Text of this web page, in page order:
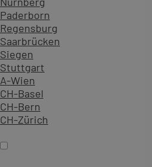
Paderborn
Regensburg
Saarbrücken
Siegen
Stuttgart
A-Wien
CH-Basel
CH-Bern
CH-Zürich